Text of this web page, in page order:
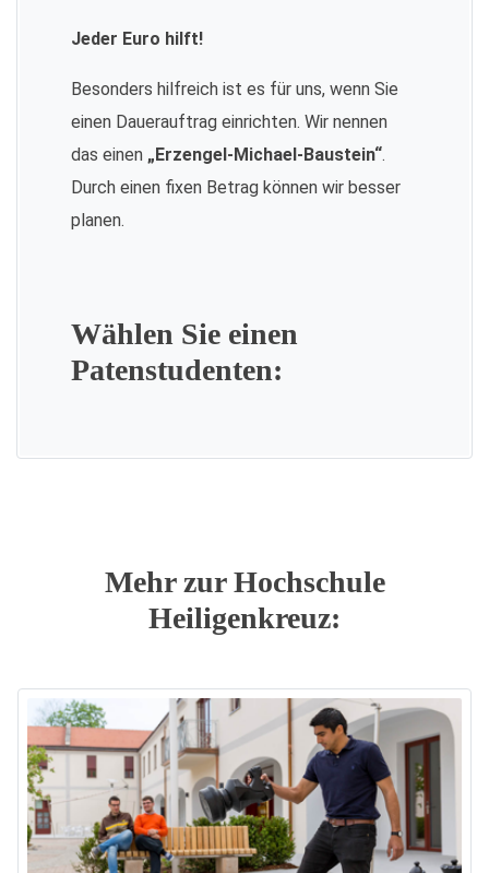
Jeder Euro hilft!
Besonders hilfreich ist es für uns, wenn Sie
einen Dauerauftrag einrichten. Wir nennen
das einen „Erzengel-Michael-Baustein“.
Durch einen fixen Betrag können wir besser
planen.
Wählen Sie einen
Patenstudenten:
Mehr zur Hochschule
Heiligenkreuz: